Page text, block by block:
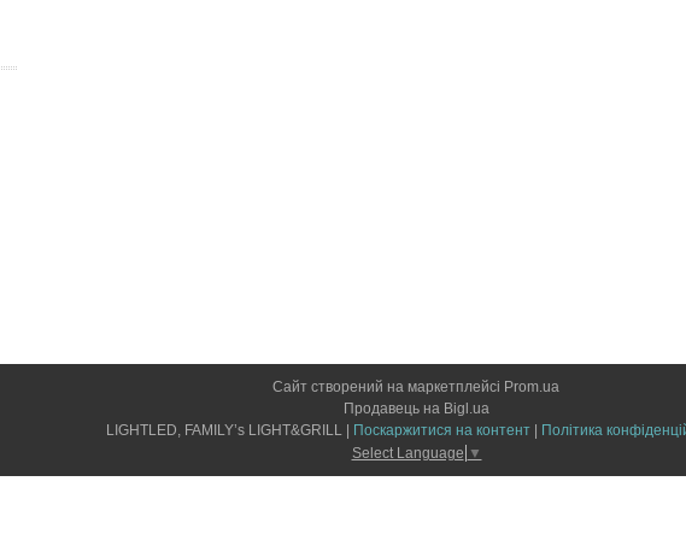
Сайт створений на маркетплейсі Prom.ua
Продавець на Bigl.ua
Поскаржитися на контент
Політика
Select Language ▼